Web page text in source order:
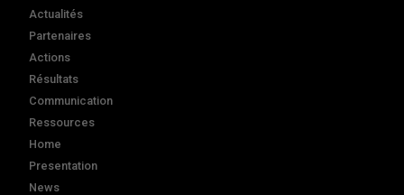
Actualités
Partenaires
Actions
Résultats
Communication
Ressources
Home
Presentation
News